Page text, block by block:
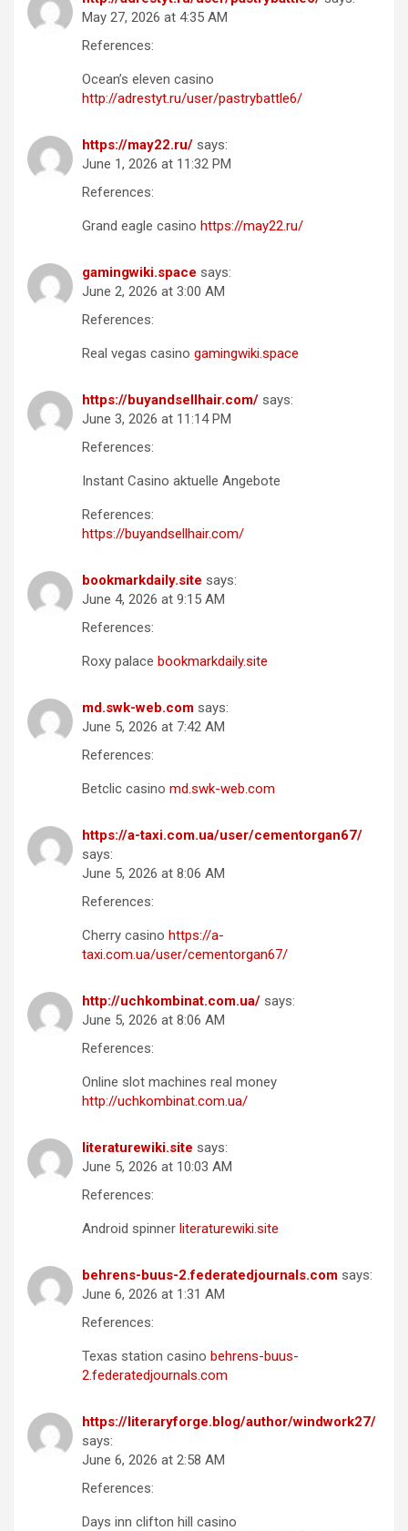
May 27, 2026 at 4:35 AM
References:
Ocean’s eleven casino
http://adrestyt.ru/user/pastrybattle6/
https://may22.ru/ says:
June 1, 2026 at 11:32 PM
References:
Grand eagle casino https://may22.ru/
gamingwiki.space says:
June 2, 2026 at 3:00 AM
References:
Real vegas casino gamingwiki.space
https://buyandsellhair.com/ says:
June 3, 2026 at 11:14 PM
References:
Instant Casino aktuelle Angebote
References:
https://buyandsellhair.com/
bookmarkdaily.site says:
June 4, 2026 at 9:15 AM
References:
Roxy palace bookmarkdaily.site
md.swk-web.com says:
June 5, 2026 at 7:42 AM
References:
Betclic casino md.swk-web.com
https://a-taxi.com.ua/user/cementorgan67/
says:
June 5, 2026 at 8:06 AM
References:
Cherry casino https://a-
taxi.com.ua/user/cementorgan67/
http://uchkombinat.com.ua/ says:
June 5, 2026 at 8:06 AM
References:
Online slot machines real money
http://uchkombinat.com.ua/
literaturewiki.site says:
June 5, 2026 at 10:03 AM
References:
Android spinner literaturewiki.site
behrens-buus-2.federatedjournals.com says:
June 6, 2026 at 1:31 AM
References:
Texas station casino behrens-buus-
2.federatedjournals.com
https://literaryforge.blog/author/windwork27/
says:
June 6, 2026 at 2:58 AM
References:
Days inn clifton hill casino